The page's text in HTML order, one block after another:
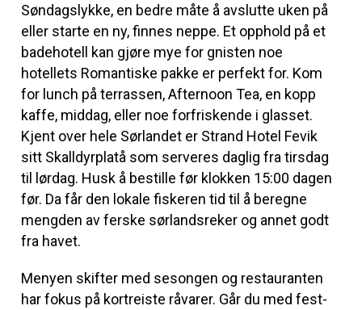
Søndagslykke, en bedre måte å avslutte uken på
eller starte en ny, finnes neppe. Et opphold på et
badehotell kan gjøre mye for gnisten noe
hotellets Romantiske pakke er perfekt for. Kom
for lunch på terrassen, Afternoon Tea, en kopp
kaffe, middag, eller noe forfriskende i glasset.
Kjent over hele Sørlandet er Strand Hotel Fevik
sitt Skalldyrplatå som serveres daglig fra tirsdag
til lørdag. Husk å bestille før klokken 15:00 dagen
før. Da får den lokale fiskeren tid til å beregne
mengden av ferske sørlandsreker og annet godt
fra havet.
Menyen skifter med sesongen og restauranten
har fokus på kortreiste råvarer. Går du med fest-